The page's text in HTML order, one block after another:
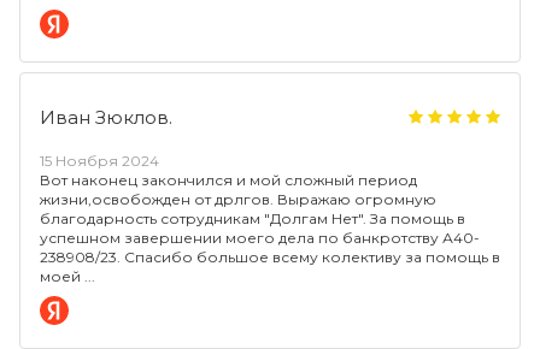
Иван Зюклов.
15 Ноября 2024
Вот наконец закончился и мой сложный период
жизни,освобожден от дрлгов. Выражаю огромную
благодарность сотрудникам "Долгам Нет". За помощь в
успешном завершении моего дела по банкротству А40-
238908/23. Спасибо большое всему колективу за помощь в
моей